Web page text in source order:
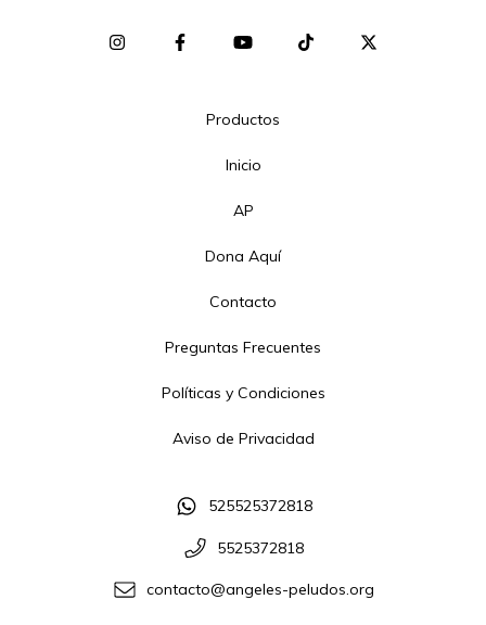
Productos
Inicio
AP
Dona Aquí
Contacto
Preguntas Frecuentes
Políticas y Condiciones
Aviso de Privacidad
525525372818
5525372818
contacto@angeles-peludos.org